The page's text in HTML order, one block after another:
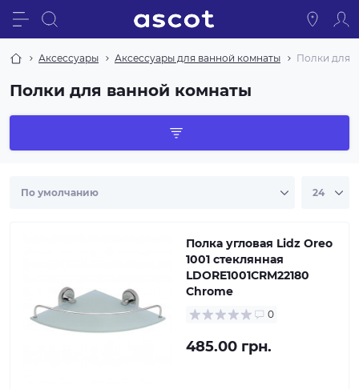
Аксессуары Аксессуары для ванной комнаты Полки для
Полки для ванной комнаты
Полка угловая Lidz Oreo
1001 стеклянная
LDORE1001CRM22180
Chrome
0
485.00 грн.